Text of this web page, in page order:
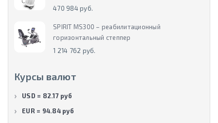
470 984 руб.
SPIRIT MS300 – реабилитационный
горизонтальный степпер
1 214 762 руб.
Курсы валют
USD = 82.17 руб
EUR = 94.84 руб